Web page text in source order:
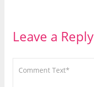
Leave a Reply